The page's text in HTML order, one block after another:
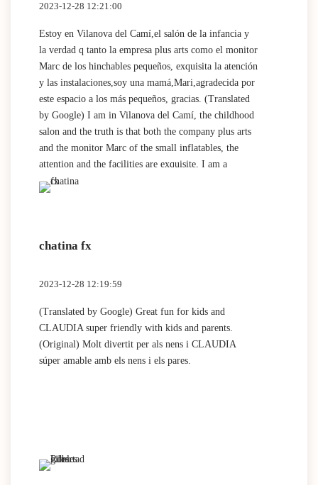
2023-12-28 12:21:00
Estoy en Vilanova del Camí,el salón de la infancia y
la verdad q tanto la empresa plus arts como el monitor
Marc de los hinchables pequeños, exquisita la atención
y las instalaciones,soy una mamá,Mari,agradecida por
este espacio a los más pequeños, gracias. (Translated
by Google) I am in Vilanova del Camí, the childhood
salon and the truth is that both the company plus arts
and the monitor Marc of the small inflatables, the
attention and the facilities are exquisite, I am a
mother, Mari, grateful for this space for the little ones
, thank you.
chatina fx
2023-12-28 12:19:59
(Translated by Google) Great fun for kids and
CLAUDIA super friendly with kids and parents.
(Original) Molt divertit per als nens i CLAUDIA
súper amable amb els nens i els pares.